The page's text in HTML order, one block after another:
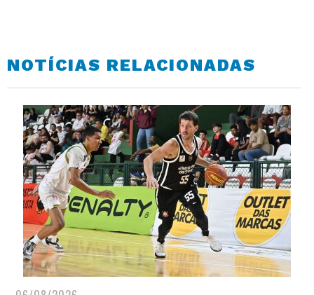
NOTÍCIAS RELACIONADAS